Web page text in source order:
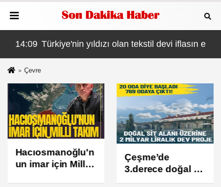
eşiğinde
14:16 Özgür Özel'in rüşvetçi başkanları! Değişim
Çevre
Hacıosmanoğlu'n
un imar için Milli
Çeşme’de
3.derece doğal sit
alanı üzerine 2